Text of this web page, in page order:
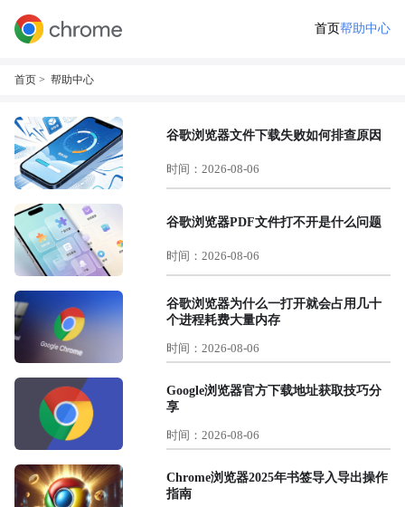
首页帮助中心
首页 > 帮助中心
谷歌浏览器文件下载失败如何排查原因
时间：2026-08-06
谷歌浏览器PDF文件打不开是什么问题
时间：2026-08-06
谷歌浏览器为什么一打开就会占用几十
个进程耗费大量内存
时间：2026-08-06
Google浏览器官方下载地址获取技巧分
享
时间：2026-08-06
Chrome浏览器2025年书签导入导出操作
指南